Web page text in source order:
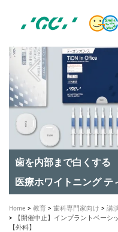
content
M
A healthy smile greatly
新発売 エバーエック
製品の詳細情報はこち
「セラスマート テクノ
「イニシャル LiSi（リ
ク」公開
歯を内部まで白くする
医療ホワイトニング テ
新製品 イオム ナゴミ
専用サイトはこちら
新製品バキュクレーブ
製品の詳細情報はこちら
インプラント Aadva®
ショートインプラント
GCグループ企業
Home 教育 歯科専門家向け
講
【開催中止】インプラントベーシ
【外科】